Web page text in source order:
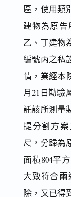
區，使用類
建物為原告
乙、丁建物
編號丙之私
情，業經本
月21日勘驗
託該所測量
提分割方
尺，分歸為
面積804平
大致符合兩
除，又已得